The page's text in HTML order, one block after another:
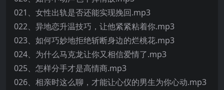
021、女性出轨是否还能实现挽回.mp3
022、异地恋升温技巧，让他紧紧粘着你.mp3
023、如何巧妙地拒绝斩断身边的烂桃花.mp3
024、为什么马克龙让你又相信爱情了.mp3
025、怎样分手才是高情商.mp3
026、相亲时这么聊，才能让心仪的男生为你心动.mp3